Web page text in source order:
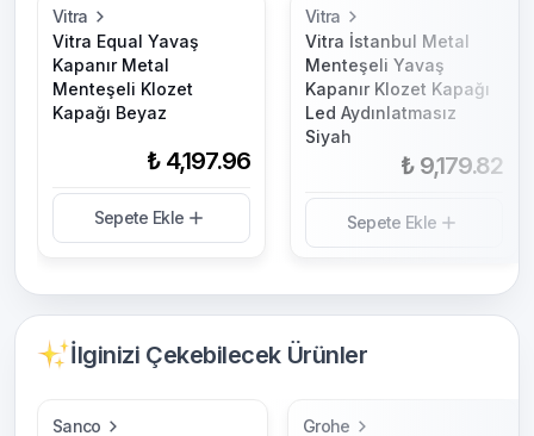
Vitra
Vitra Equal Yavaş
Kapanır Metal
Menteşeli Klozet
Kapağı Beyaz
₺ 4,197.96
Sepete Ekle
Vitra
Vitra İstanbul Metal
Menteşeli Yavaş
Kapanır Klozet Kapağı
Led Aydınlatmasız
Siyah
₺ 9,179.82
Sepete Ekle
İlginizi Çekebilecek Ürünler
Sanco
Grohe